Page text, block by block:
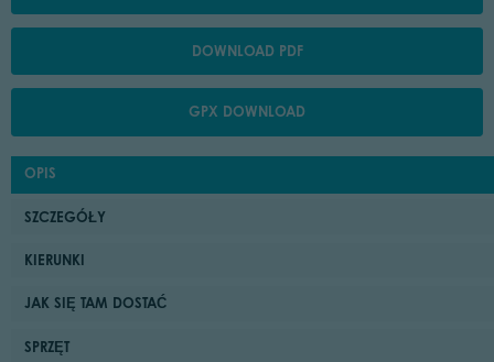
DOWNLOAD PDF
GPX DOWNLOAD
OPIS
SZCZEGÓŁY
KIERUNKI
JAK SIĘ TAM DOSTAĆ
SPRZĘT